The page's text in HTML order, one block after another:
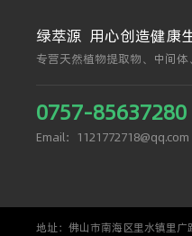
绿萃源 用心创造健康
专营天然植物提取物、中间体
0757-85637280
Email：1121772718@qq.com
地址：佛山市南海区里水镇里